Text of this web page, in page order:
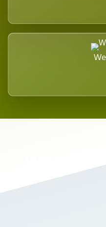
Wird es